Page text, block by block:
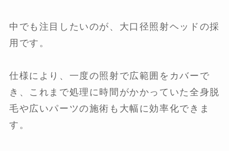
中でも注目したいのが、大口径照射ヘッドの採
用です。
仕様により、一度の照射で広範囲をカバーで
き、これまで処理に時間がかかっていた全身脱
毛や広いパーツの施術も大幅に効率化できま
す。